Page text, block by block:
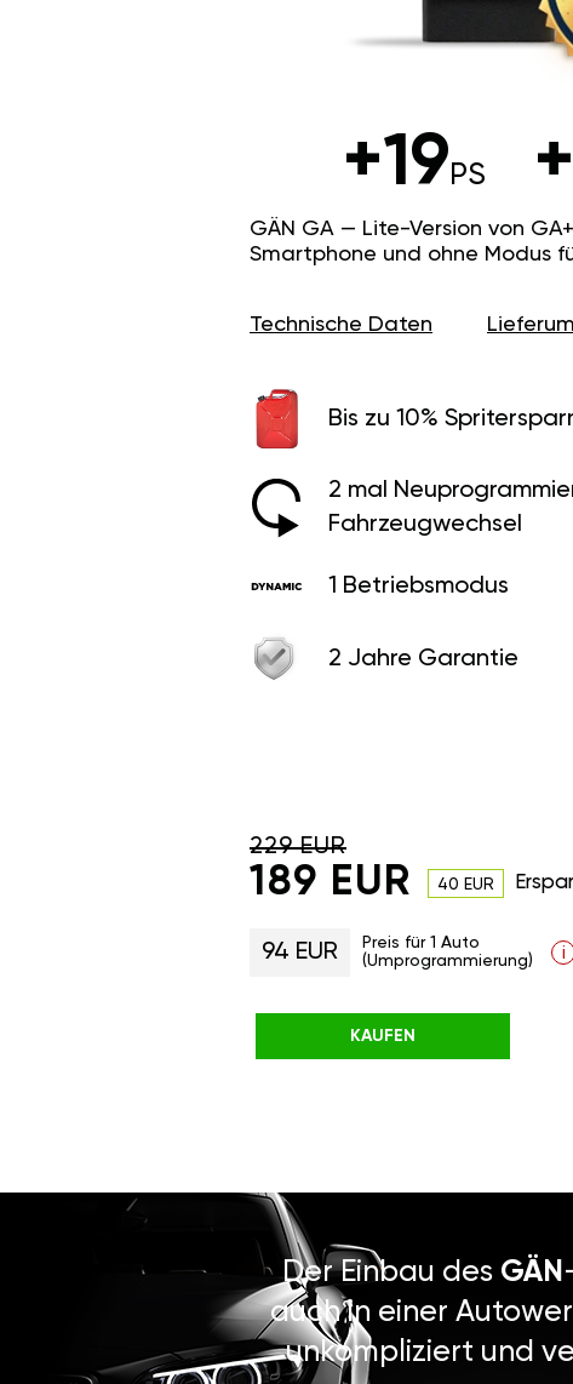
+19PS
GÄN GA — Lite-Version von
Smartphone und ohne Modus
Technische Daten
Bis zu 10%
2 mal
Fahrzeugwechsel
1 Betriebsmodus
2 Jahre Garantie
229 EUR
189 EUR 40 EUR
94 EUR
Preis für 1 Auto
(Umprogrammierung)
i
KAUFEN
Der Einbau des GÄN
auch in einer
unkompliziert und